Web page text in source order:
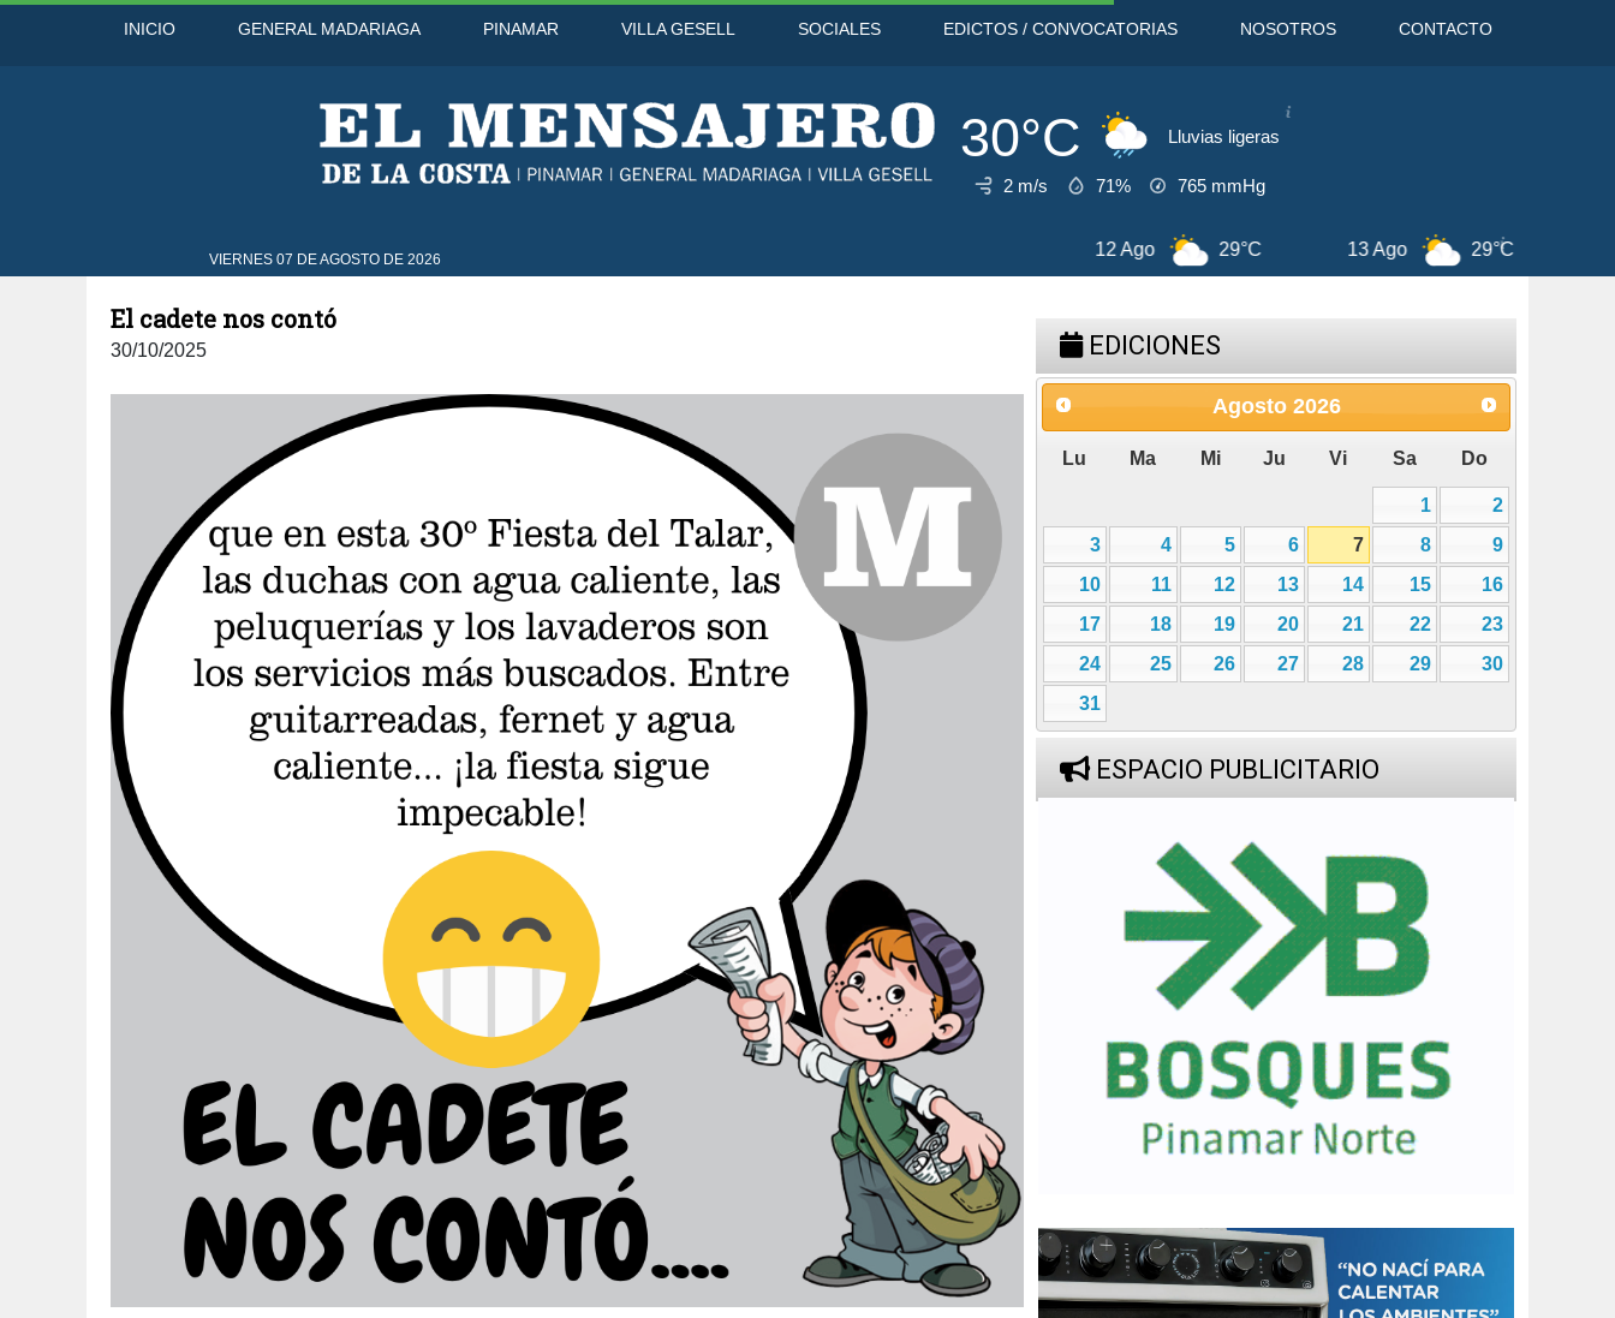
INICIO GENERAL MADARIAGA PINAMAR VILLA GESELL SOCIALES EDICTOS / CONVOCATORIAS NOSOTROS CONTACTO
30°C Lluvias ligeras
2 m/s 71% 765 mmHg
VIERNES 07 DE AGOSTO DE 2026 29°C 31°C
El cadete nos contó
30/10/2025 EDICIONES
Agosto 2026
Lu Ma Mi Ju Vi Sa Do
1
2
3
4 5 6 7 8
9
10
11 12 13 14 15
16
17
18 19 20 21 22
23
24
25 26 27 28 29
30
31
ESPACIO PUBLICITARIO